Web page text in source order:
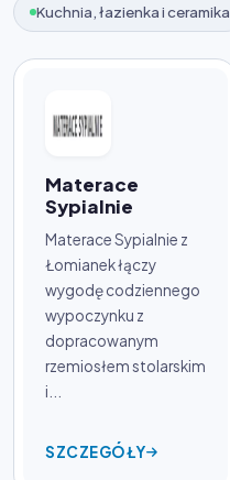
Kuchnia, łazienka i ceramika
Materace
Sypialnie
Materace Sypialnie z
Łomianek łączy
wygodę codziennego
wypoczynku z
dopracowanym
rzemiosłem stolarskim
i...
SZCZEGÓŁY